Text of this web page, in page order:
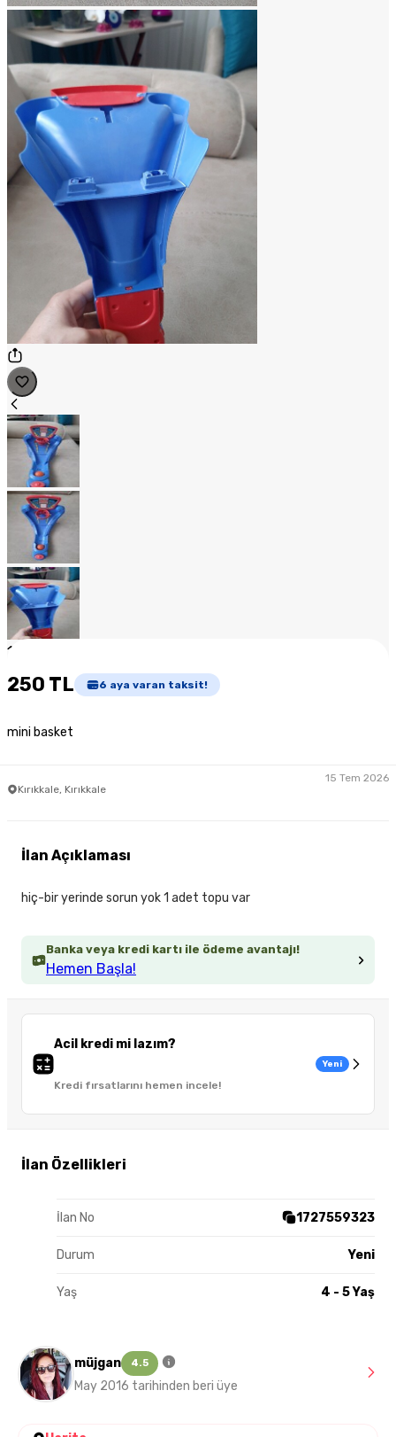
1
250 TL 6 aya varan taksit!
mini basket
Kırıkkale, Kırıkkale
15 Tem 2026
Banka veya kredi kartı ile ödeme avantajı!
Hemen Başla!
Acil kredi mi lazım?
Kredi fırsatlarını hemen incele!
Yeni
İlan Özellikleri
İlan No 1727559323
Durum Yeni
Yaş 4 - 5 Yaş
İlan Açıklaması
hiç-bir yerinde sorun yok 1 adet topu var
müjgan 4.5
May 2016 tarihinden beri üye